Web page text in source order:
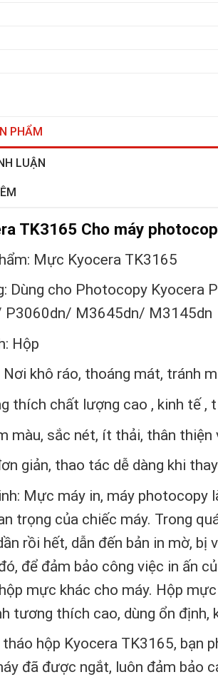
PHẨM
LUẬN
TK3165 Cho máy
Mực Kyocera TK3165
Dùng cho Photocopy Kyocera
P3060dn/ M3645dn/ M3145dn
Hộp
Nơi khô ráo, thoáng mát, tránh
thích chất lượng cao , kinh tế ,
màu, sắc nét, ít thải, thân
giản, thao tác dễ dàng khi thay
Mực máy in, máy photocopy
trọng của chiếc máy. Trong
rồi hết, dẫn đến bản in mờ, bị
để đảm bảo công việc in ấn
mực khác cho máy. Hộp
tương thích cao, dùng ổn định,
tháo hộp Kyocera TK3165, bạn
đã được ngắt, luôn đảm bảo